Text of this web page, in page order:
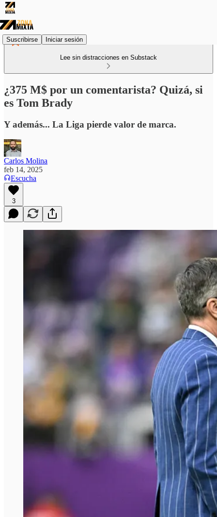
Suscribirse Iniciar sesión
Lee sin distracciones en Substack
¿375 M$ por un comentarista? Quizá, si
es Tom Brady
Y además... La Liga pierde valor de marca.
Carlos Molina
feb 14, 2025
Escucha
3